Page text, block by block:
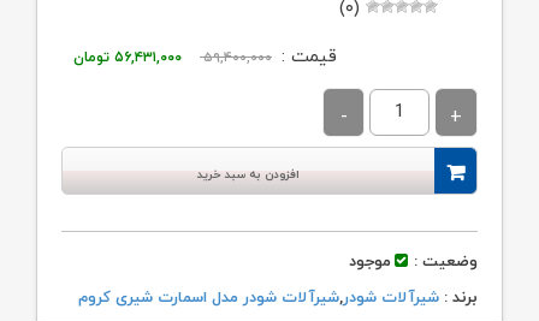
(۰)
قیمت : ۵۹,۴۰۰,۰۰۰
قیمت
۵۶,۴۳۱,۰۰۰ تومان
افزودن به سبد خرید
وضعیت :
موجود
برند : شیرآلات شودر,شیرآلات شودر مدل اسمارت شیری کروم